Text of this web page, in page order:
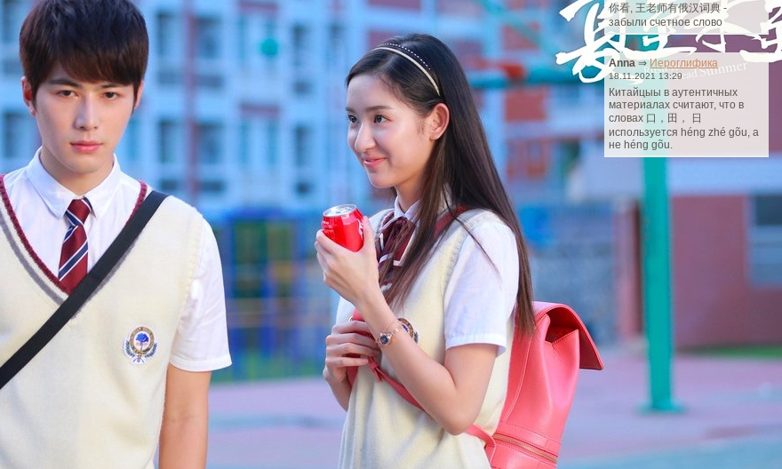
你看, 王老师有俄汉词典 -
забыли счетное слово
Anna⇒Иероглифика
18.11.2021 13:29
Китайцыы в аутентичных
материалах считают, что в
словах 口，田， 日
используется héng zhé gõu, а
не héng gõu.